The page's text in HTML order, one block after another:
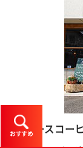
ベースコー
おすすめ